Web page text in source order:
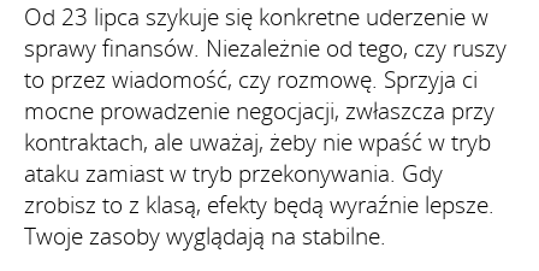
Od 23 lipca szykuje się konkretne uderzenie w
sprawy finansów. Niezależnie od tego, czy ruszy
to przez wiadomość, czy rozmowę. Sprzyja ci
mocne prowadzenie negocjacji, zwłaszcza przy
kontraktach, ale uważaj, żeby nie wpaść w tryb
ataku zamiast w tryb przekonywania. Gdy
zrobisz to z klasą, efekty będą wyraźnie lepsze.
Twoje zasoby wyglądają na stabilne.